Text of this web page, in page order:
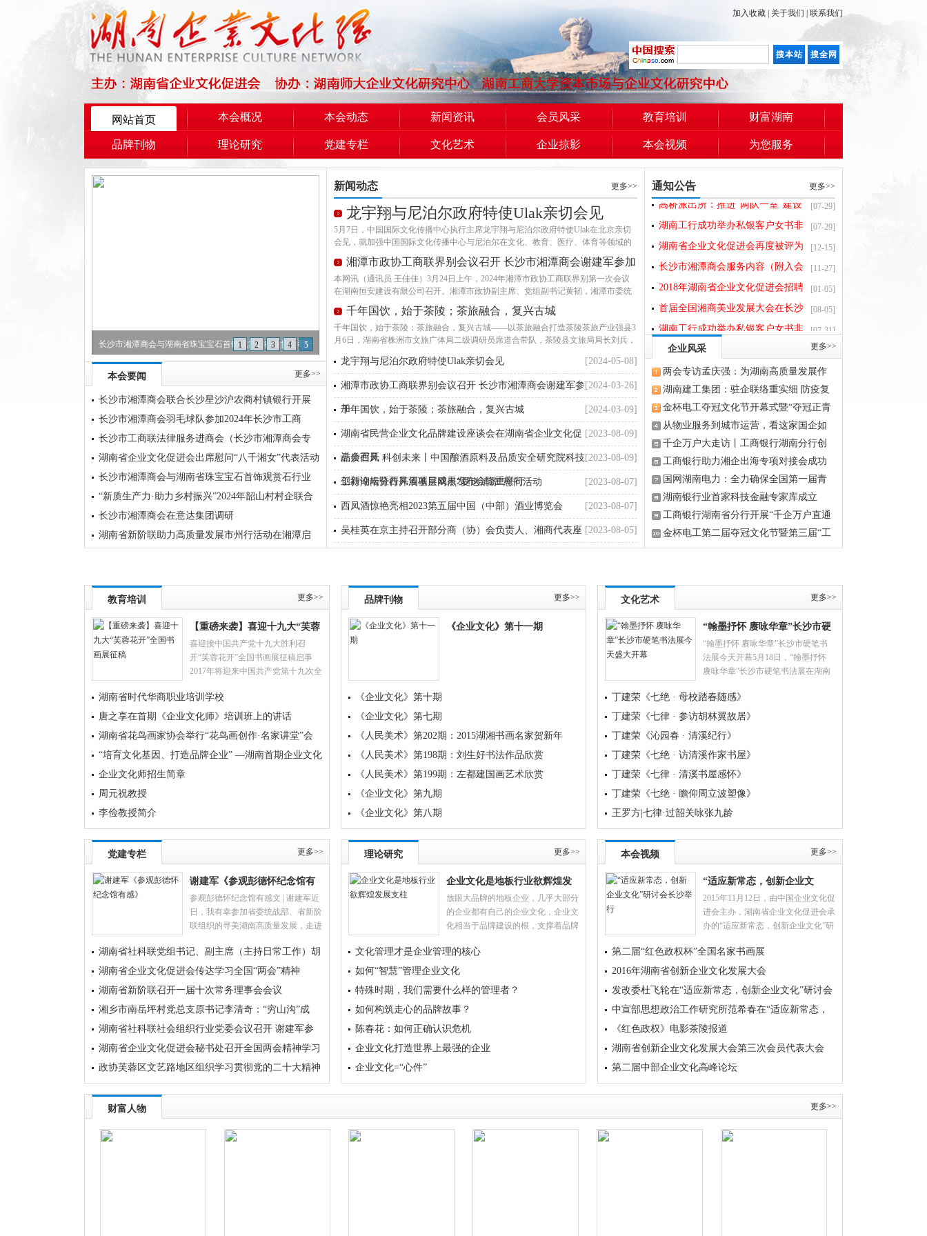
加入收藏 关于我们 联系我们
网站首页 本会概况 本会动态 新闻资讯 会员风采 教育培训 财富湖南
品牌刊物 理论研究 党建专栏 文化艺术 企业掠影 本会视频 为您服务
长沙市湘潭商会与湖南省珠宝宝石首饰观赏石行业协会举行
长沙市湘潭商会联合长沙星沙沪农商村镇银行开展乡村振兴
产业帮扶活动
长沙市湘潭商会羽毛球队参加2024年长沙市工商联“星商
杯”羽毛球赛
长沙市工商联法律服务进商会（长沙市
在通程律师事务所举行
1 2 3 4 5
更多>>
本会要闻
长沙市湘潭商会联合长沙星沙沪农商村镇银行开展
乡村振兴产业帮扶活动
长沙市湘潭商会羽毛球队参加2024年长沙市工商
联“星商杯”羽毛球赛
长沙市工商联法律服务进商会（长沙市湘潭商会专
场）活动在通程律师事务所举行
湖南省企业文化促进会出席慰问“八千湘女”代表活动
长沙市湘潭商会与湖南省珠宝宝石首饰观赏石行业
协会举行联谊活动
“新质生产力·助力乡村振兴”2024年韶山村村企联合
助农行动在韶山市启动 长沙市湘潭商会出席
长沙市湘潭商会在意达集团调研
湖南省新阶联助力高质量发展市州行活动在湘潭启
更多>>
新闻动态
龙宇翔与尼泊尔政府特使Ulak亲切会见
5月7日，中国国际文化传播中心执行主席龙宇翔与尼泊尔政府特使Ulak在北京亲切
会见，就加强中国国际文化传播中心与尼泊尔在文化、教育、医疗、体育等领域的
交流合作进行深入探讨
湘潭市政协工商联界别会议召开 长沙市湘潭商会谢建军参加
本网讯（通讯员 王佳佳）3月24日上午，2024年湘潭市政协工商联界别第一次会议
在湖南恒安建设有限公司召开。湘潭市政协副主席、党组副书记黄韧，湘潭市委统
战部副部长、市工商联党组
千年国饮，始于茶陵；茶旅融合，复兴古城
千年国饮，始于茶陵；茶旅融合，复兴古城——以茶旅融合打造茶陵茶旅产业强县3
月6日，湖南省株洲市文旅广体局二级调研员席道合带队，茶陵县文旅局局长刘兵，
[2024-05-08]
龙宇翔与尼泊尔政府特使Ulak亲切会见
[2024-03-26]
湘潭市政协工商联界别会议召开 长沙市湘潭商会谢建军参
加 [2024-03-09]
千年国饮，始于茶陵；茶旅融合，复兴古城
[2023-08-09]
湖南省民营企业文化品牌建设座谈会在湖南省企业文化促
进会召开 [2023-08-09]
品质西凤 科创未来丨中国酿酒原料及品质安全研究院科技
创新论坛暨西凤酒项目成果发布会隆重举行 [2023-08-07]
工行湖南分行开展基层网点“夏送清凉”慰问活动
[2023-08-07]
西凤酒惊艳亮相2023第五届中国（中部）酒业博览会
[2023-08-05]
吴桂英在京主持召开部分商（协）会负责人、湘商代表座
[2023-08-02]
上海先导均熠实业发展集团有限公司到陕西西凤酒厂参观
交流 [2023-07-30]
省政府驻海南办事处召开主题教育“以学促干”专题学习研
更多>>
通知公告
[08-05]
首届全国湘商美业发展大会在长沙
召开 湖南省企业文化促进会参加
[07-31]
湖南工行成功举办私银客户女书非
遗文化体验活动
[07-29]
长沙市公安局雨花分局：站好平安
岗 护航“夜经济”
[07-29]
高桥派出所：推进“两队一室”建设
提升社会治理效能
[07-29]
湖南工行成功举办私银客户女书非
遗文化体验活动
[12-15]
湖南省企业文化促进会再度被评为
全国“四好”商会
[11-27]
长沙市湘潭商会服务内容（附入会
表格）
[01-05]
2018年湖南省企业文化促进会招聘
公告
[08-05]
首届全国湘商美业发展大会在长沙
召开 湖南省企业文化促进会参加
[07-31]
湖南工行成功举办私银客户女书非
遗文化体验活动
[07-29]
长沙市公安局雨花分局：站好平安
岗 护航“夜经济”
[07-29]
高桥派出所：推进“两队一室”建设
提升社会治理效能
[07-29]
湖南工行成功举办私银客户女书非
遗文化体验活动
[12-15]
湖南省企业文化促进会再度被评为
全国“四好”商会
[11-27]
长沙市湘潭商会服务内容（附入会
表格）
[01-05]
2018年湖南省企业文化促进会招聘
公告
更多>>
企业风采
两会专访孟庆强：为湖南高质量发展作
出国网贡献
湖南建工集团：驻企联络重实细 防疫复
工谋双赢​
金杯电工夺冠文化节开幕式暨“夺冠正青
春”公益跑挑战赛盛大举行
从物业服务到城市运营，看这家国企如
何走活转型“一盘棋”
千企万户大走访丨工商银行湖南分行创
新推出“高桥大市场商户贷”
工商银行助力湘企出海专项对接会成功
举办
国网湖南电力：全力确保全国第一届青
少年三大球运动会安全可靠供电
湖南银行业首家科技金融专家库成立
工商银行湖南省分行开展“千企万户直通
贷 一笔一画做普惠”活动
金杯电工第二届夺冠文化节暨第三届“工
匠杯”技能比武开幕式隆重举行
更多>>
教育培训
【重磅来袭】喜迎十九大“芙蓉
花开”全国书画展征稿
喜迎接中国共产党十九大胜利召
开“芙蓉花开”全国书画展征稿启事
2017年将迎来中国共产党第十九次全
利召开，学习贯彻习近平总书记系列
湖南省时代华商职业培训学校
唐之享在首期《企业文化师》培训班上的讲话
湖南省花鸟画家协会举行“花鸟画创作·名家讲堂”会
员培训活动
“培育文化基因、打造品牌企业” —湖南首期企业文化
师培训班开班
企业文化师招生简章
周元祝教授
李俭教授简介
更多>>
品牌刊物
《企业文化》第十一期
《企业文化》第十期
《企业文化》第七期
《人民美术》第202期：2015湖湘书画名家贺新年
《人民美术》第198期：刘生好书法作品欣赏
《人民美术》第199期：左都建国画艺术欣赏
《企业文化》第九期
《企业文化》第八期
更多>>
文化艺术
“翰墨抒怀 赓咏华章”长沙市硬
笔书法展今天盛大开幕
“翰墨抒怀 赓咏华章”长沙市硬笔书
法展今天开幕5月18日，“翰墨抒怀
赓咏华章”长沙市硬笔书法展在湖南
副主席武吉海，中国硬笔书法协会副
主
丁建荣《七绝 · 母校踏春随感》
丁建荣《七律 · 参访胡林翼故居》
丁建荣《沁园春 · 清溪纪行》
丁建荣《七绝 · 访清溪作家书屋》
丁建荣《七律 · 清溪书屋感怀》
丁建荣《七绝 · 瞻仰周立波塑像》
王罗方|七律·过韶关咏张九龄
更多>>
党建专栏
谢建军《参观彭德怀纪念馆有
感》
参观彭德怀纪念馆有感文 | 谢建军近
日，我有幸参加省委统战部、省新阶
联组织的寻美湖南高质量发展，走进
石的彭德怀纪念馆，我深感荣幸和自
豪。
湖南省社科联党组书记、副主席（主持日常工作）胡
代松在湖南省企业文化促进会座谈
湖南省企业文化促进会传达学习全国“两会”精神
湖南省新阶联召开一届十次常务理事会会议
湘乡市南岳坪村党总支原书记李清奇：“穷山沟”成
了“网红地”
湖南省社科联社会组织行业党委会议召开 谢建军参
加
湖南省企业文化促进会秘书处召开全国两会精神学习
交流座谈会
政协芙蓉区文艺路地区组织学习贯彻党的二十大精神
更多>>
理论研究
企业文化是地板行业欲辉煌发
展支柱
放眼大品牌的地板企业，几乎大部分
的企业都有自己的企业文化，企业文
化相当于品牌建设的根，支撑着品牌
品牌之花才能开得久、开得香。
企业的文
文化管理才是企业管理的核心
如何“智慧”管理企业文化
特殊时期，我们需要什么样的管理者？
如何构筑走心的品牌故事？
陈春花：如何正确认识危机
企业文化打造世界上最强的企业
企业文化=“心件”
更多>>
本会视频
“适应新常态，创新企业文
化”研讨会长沙举行
2015年11月12日，由中国企业文化促
进会主办，湖南省企业文化促进会承
办的“适应新常态，创新企业文化”研
年会在长沙隆重召开，中央和湖南省
多
第二届“红色政权杯”全国名家书画展
2016年湖南省创新企业文化发展大会
发改委杜飞轮在“适应新常态，创新企业文化”研讨会
上做经济形势分析报告
中宣部思想政治工作研究所范希春在“适应新常态，
创新企业文化”研讨会上的讲话
《红色政权》电影茶陵报道
湖南省创新企业文化发展大会第三次会员代表大会
第二届中部企业文化高峰论坛
更多>>
财富人物